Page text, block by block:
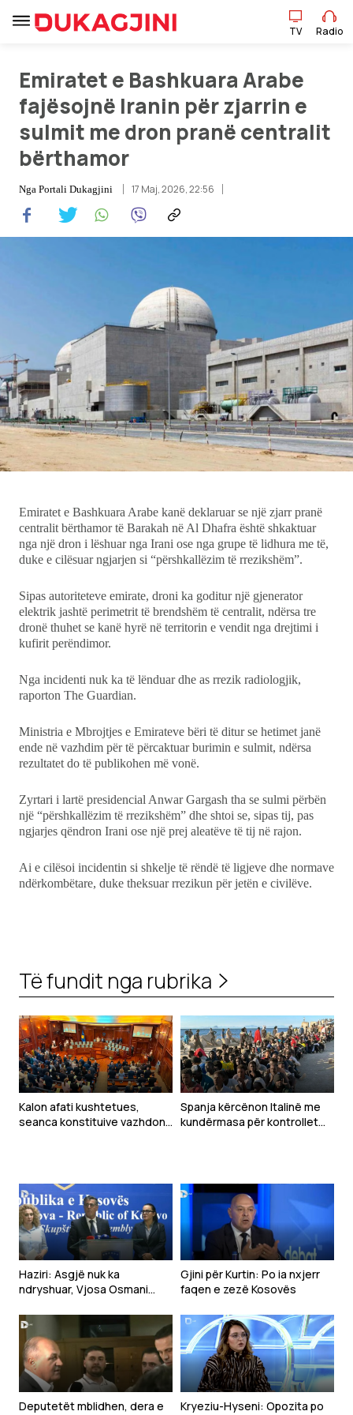
TV
Lajme
Pikëpamje
Ekonomi
Teknologji
TV Radio
Emiratet e Bashkuara Arabe
fajësojnë Iranin për zjarrin e
sulmit me dron pranë centralit
bërthamor
Nga Portali Dukagjini 17 Maj, 2026, 22:56
Emiratet e Bashkuara Arabe kanë deklaruar se një zjarr pranë
centralit bërthamor të Barakah në Al Dhafra është shkaktuar
nga një dron i lëshuar nga Irani ose nga grupe të lidhura me të,
duke e cilësuar ngjarjen si “përshkallëzim të rrezikshëm”.
Sipas autoriteteve emirate, droni ka goditur një gjenerator
elektrik jashtë perimetrit të brendshëm të centralit, ndërsa tre
dronë thuhet se kanë hyrë në territorin e vendit nga drejtimi i
kufirit perëndimor.
Nga incidenti nuk ka të lënduar dhe as rrezik radiologjik,
raporton The Guardian.
Ministria e Mbrojtjes e Emirateve bëri të ditur se hetimet janë
ende në vazhdim për të përcaktuar burimin e sulmit, ndërsa
rezultatet do të publikohen më vonë.
Zyrtari i lartë presidencial Anwar Gargash tha se sulmi përbën
një “përshkallëzim të rrezikshëm” dhe shtoi se, sipas tij, pas
ngjarjes qëndron Irani ose një prej aleatëve të tij në rajon.
Ai e cilësoi incidentin si shkelje të rëndë të ligjeve dhe normave
ndërkombëtare, duke theksuar rrezikun për jetën e civilëve.
Të fundit nga rubrika
Kalon afati kushtetues,
seanca konstituive vazhdon
Spanja kërcënon Italinë me
kundërmasa për kontrollet
Haziri: Asgjë nuk ka
ndryshuar, Vjosa Osmani
presidente
Gjini për Kurtin: Po ia nxjerr
faqen e zezë Kosovës
Deputetët mblidhen, dera e
Kryeziu-Hyseni: Opozita po